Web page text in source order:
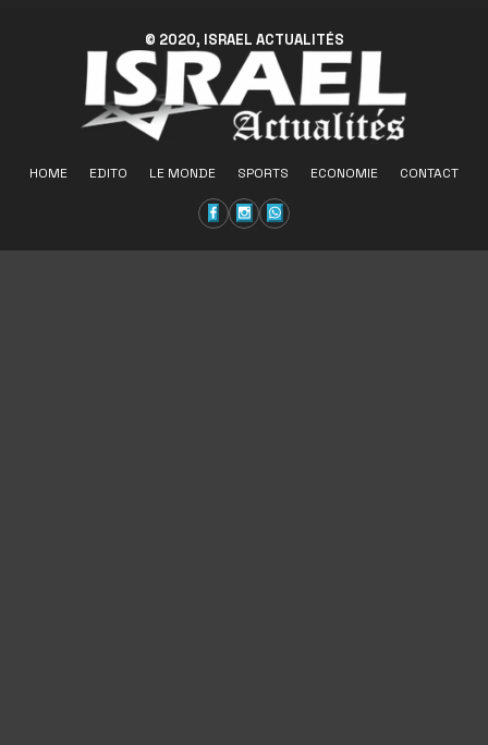
© 2020, ISRAEL ACTUALITÉS
HOME EDITO LE MONDE SPORTS ECONOMIE CONTACT